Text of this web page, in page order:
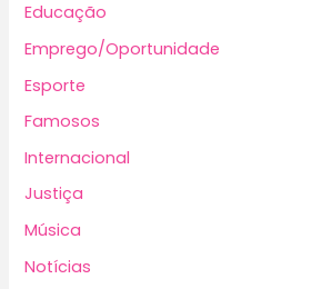
Educação
Emprego/Oportunidade
Esporte
Famosos
Internacional
Justiça
Música
Notícias